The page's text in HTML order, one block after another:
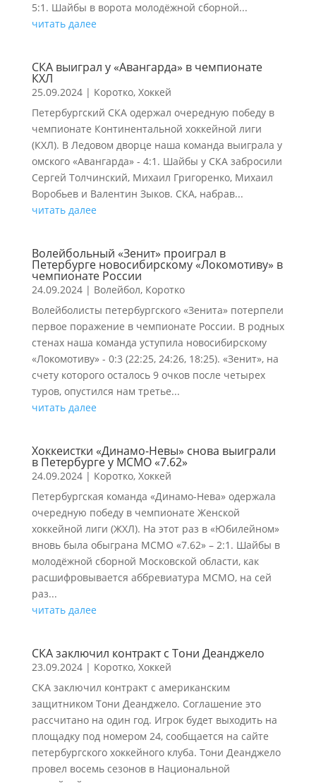
5:1. Шайбы в ворота молодёжной сборной...
читать далее
СКА выиграл у «Авангарда» в чемпионате
КХЛ
25.09.2024| Коротко, Хоккей
Петербургский СКА одержал очередную победу в
чемпионате Континентальной хоккейной лиги
(КХЛ). В Ледовом дворце наша команда выиграла у
омского «Авангарда» - 4:1. Шайбы у СКА забросили
Сергей Толчинский, Михаил Григоренко, Михаил
Воробьев и Валентин Зыков. СКА, набрав...
читать далее
Волейбольный «Зенит» проиграл в
Петербурге новосибирскому «Локомотиву» в
чемпионате России
24.09.2024| Волейбол, Коротко
Волейболисты петербургского «Зенита» потерпели
первое поражение в чемпионате России. В родных
стенах наша команда уступила новосибирскому
«Локомотиву» - 0:3 (22:25, 24:26, 18:25). «Зенит», на
счету которого осталось 9 очков после четырех
туров, опустился нам третье...
читать далее
Хоккеистки «Динамо-Невы» снова выиграли
в Петербурге у МСМО «7.62»
24.09.2024| Коротко, Хоккей
Петербургская команда «Динамо-Нева» одержала
очередную победу в чемпионате Женской
хоккейной лиги (ЖХЛ). На этот раз в «Юбилейном»
вновь была обыграна МСМО «7.62» – 2:1. Шайбы в
молодёжной сборной Московской области, как
расшифровывается аббревиатура МСМО, на сей
раз...
читать далее
СКА заключил контракт с Тони Деанджело
23.09.2024| Коротко, Хоккей
СКА заключил контракт с американским
защитником Тони Деанджело. Соглашение это
рассчитано на один год. Игрок будет выходить на
площадку под номером 24, сообщается на сайте
петербургского хоккейного клуба. Тони Деанджело
провел восемь сезонов в Национальной